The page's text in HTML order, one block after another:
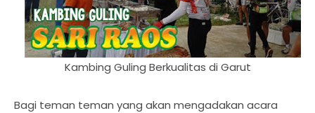
Kambing Guling Berkualitas di Garut
Bagi teman teman yang akan mengadakan acara